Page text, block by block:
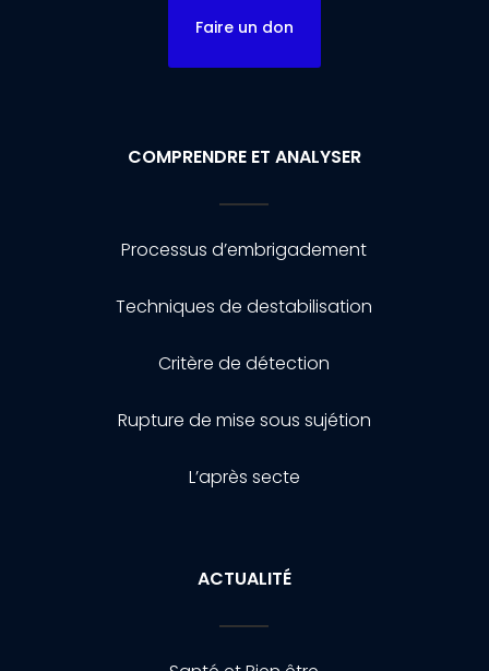
Faire un don
COMPRENDRE ET ANALYSER
Processus d’embrigadement
Techniques de destabilisation
Critère de détection
Rupture de mise sous sujétion
L’après secte
ACTUALITÉ